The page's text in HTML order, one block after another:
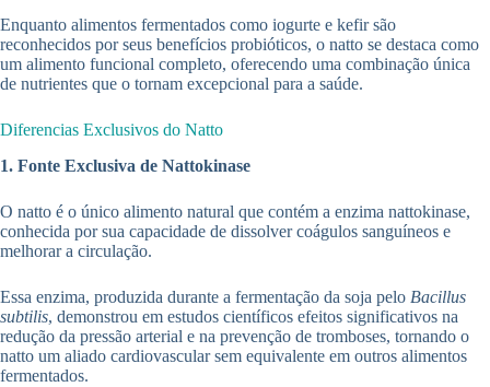
Enquanto alimentos fermentados como iogurte e kefir são
reconhecidos por seus benefícios probióticos, o natto se destaca como
um alimento funcional completo, oferecendo uma combinação única
de nutrientes que o tornam excepcional para a saúde.
Diferencias Exclusivos do Natto
1. Fonte Exclusiva de Nattokinase
O natto é o único alimento natural que contém a enzima nattokinase,
conhecida por sua capacidade de dissolver coágulos sanguíneos e
melhorar a circulação.
Essa enzima, produzida durante a fermentação da soja pelo Bacillus
subtilis, demonstrou em estudos científicos efeitos significativos na
redução da pressão arterial e na prevenção de tromboses, tornando o
natto um aliado cardiovascular sem equivalente em outros alimentos
fermentados.